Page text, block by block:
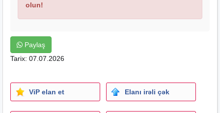
olun!
Paylaş
Tarix: 07.07.2026
ViP elan et Elanı irəli çək